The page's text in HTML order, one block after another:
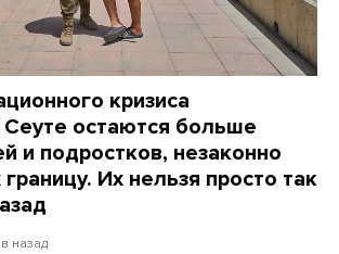
кризиса
Сеуте остаются больше
и подростков, незаконно
Их нельзя просто так
назад